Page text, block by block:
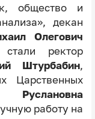
общество и
декан
Олегович
ректор
Штурбабин,
Царственных
Руслановна
работу на